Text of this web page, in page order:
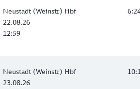
Neustadt (Weinstr) Hbf
22.08.26
12:59
Neustadt (Weinstr) Hbf
23.08.26